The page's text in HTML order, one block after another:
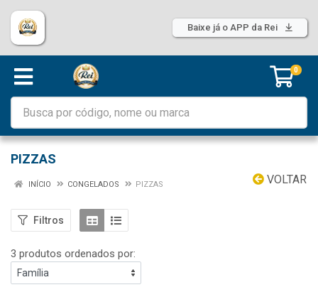
Baixe já o APP da Rei
0
PIZZAS
VOLTAR
INÍCIO CONGELADOS PIZZAS
Filtros
3 produtos ordenados por: